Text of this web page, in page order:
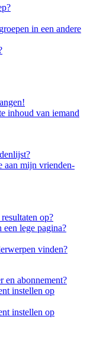
in een andere
inhoud van iemand
aan mijn vrienden-
op?
lege pagina?
vinden?
en abonnement?
instellen op
instellen op